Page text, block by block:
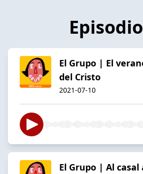
El Grupo | El
del Cristo
2021-07-10
El Grupo | Al casal